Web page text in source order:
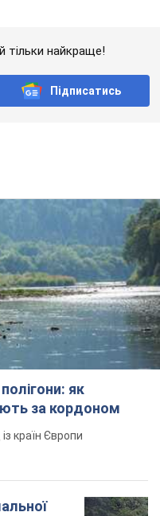
тільки найкраще!
Підписатись
як
за кордоном
країн Європи